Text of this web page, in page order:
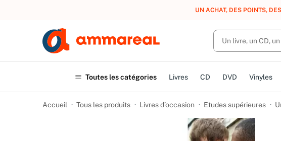
UN ACHAT, DES POINTS,
Toutes les catégories Livres CD DVD Vinyles
Accueil Tous les produits Livres d’occasion Etudes supérieures